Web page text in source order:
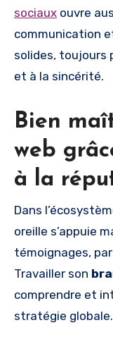
sociaux ouvre
communication
solides, toujours
et à la sincérité.
Bien
web
à la
Dans
oreille s’appuie
témoignages,
Travailler son
comprendre et
stratégie globale.